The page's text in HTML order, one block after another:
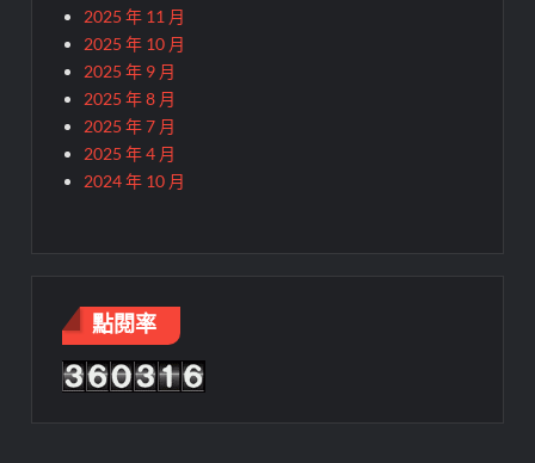
2025 年 11 月
2025 年 10 月
2025 年 9 月
2025 年 8 月
2025 年 7 月
2025 年 4 月
2024 年 10 月
點閱率